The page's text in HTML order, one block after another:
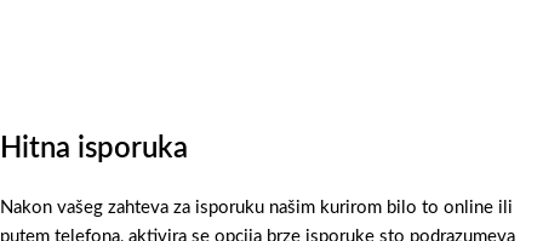
Hitna isporuka
Nakon vašeg zahteva za isporuku našim kurirom bilo to online ili
putem telefona, aktivira se opcija brze isporuke sto podrazumeva